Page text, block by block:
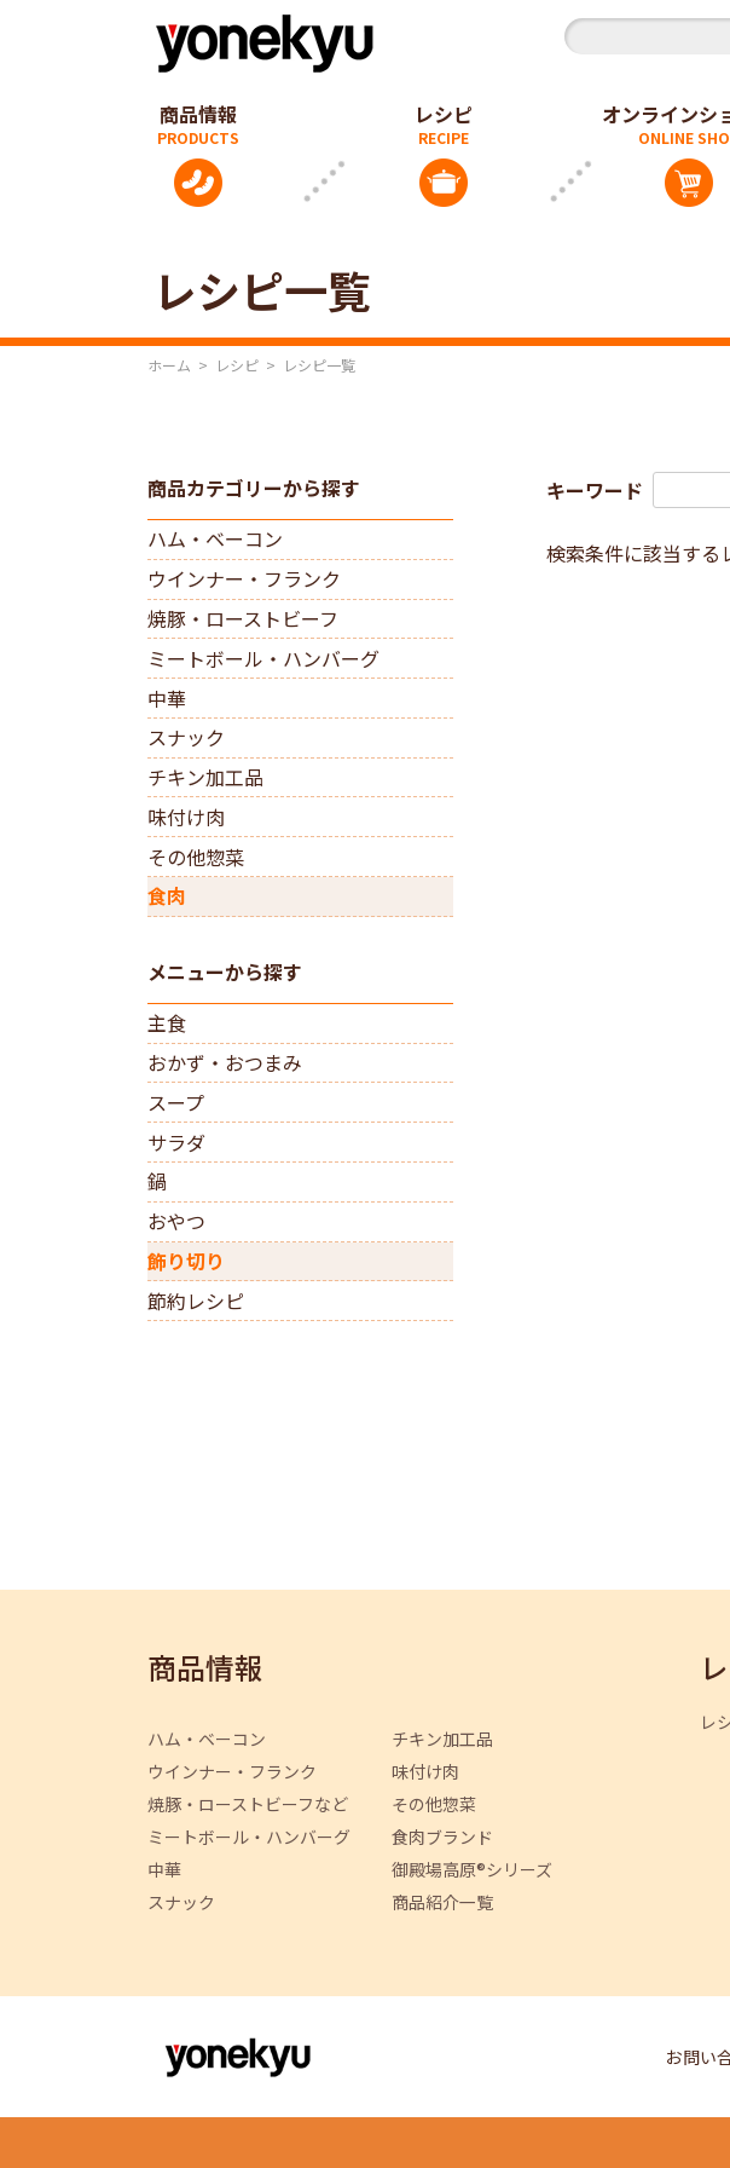
商品情報 レシピ オンラインシ
レシピ一覧
ホーム > レシピ > レシピ一覧
キーワード
検索条件に該当する
商品カテゴリーから探す
ハム・ベーコン
ウインナー・フランク
焼豚・ローストビーフ
ミートボール・ハンバーグ
中華
スナック
チキン加工品
味付け肉
その他惣菜
食肉
メニューから探す
主食
おかず・おつまみ
スープ
サラダ
鍋
おやつ
飾り切り
節約レシピ
商品情報
ハム・ベーコン
ウインナー・フランク
焼豚・ローストビーフなど
ミートボール・ハンバーグ
中華
スナック
チキン加工品
味付け肉
その他惣菜
食肉ブランド
御殿場高原®シリーズ
商品紹介一覧
レ
お問い